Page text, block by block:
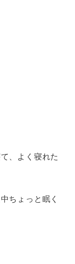
、よく寝れた
ちょっと眠く